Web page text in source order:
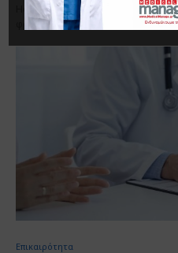
Home Επικαιρότητα
φρένο στη συνταγογράφηση
Επικαιρότητα